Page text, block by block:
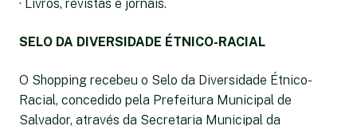
· Livros, revistas e jornais.
SELO DA DIVERSIDADE ÉTNICO-RACIAL
O Shopping recebeu o Selo da Diversidade Étnico-
Racial, concedido pela Prefeitura Municipal de
Salvador, através da Secretaria Municipal da